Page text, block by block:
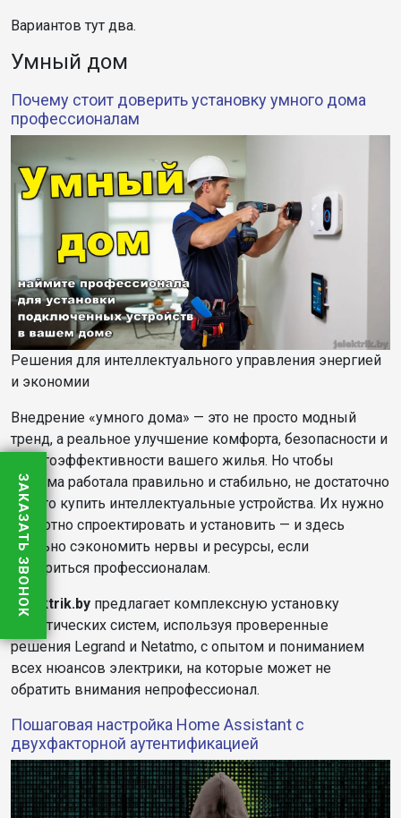
Вариантов тут два.
Умный дом
Почему стоит доверить установку умного дома
профессионалам
Решения для интеллектуального управления энергией
и экономии
Внедрение «умного дома» — это не просто модный
тренд, а реальное улучшение комфорта, безопасности и
энергоэффективности вашего жилья. Но чтобы
система работала правильно и стабильно, не достаточно
просто купить интеллектуальные устройства. Их нужно
грамотно спроектировать и установить — и здесь
реально сэкономить нервы и ресурсы, если
довериться профессионалам.
Jelektrik.by предлагает комплексную установку
домотических систем, используя проверенные
решения Legrand и Netatmo, с опытом и пониманием
всех нюансов электрики, на которые может не
обратить внимания непрофессионал.
Пошаговая настройка Home Assistant с
двухфакторной аутентификацией
ЗАКАЗАТЬ ЗВОНОК